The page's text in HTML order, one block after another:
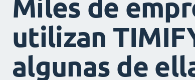
Miles de
utilizan
algunas de